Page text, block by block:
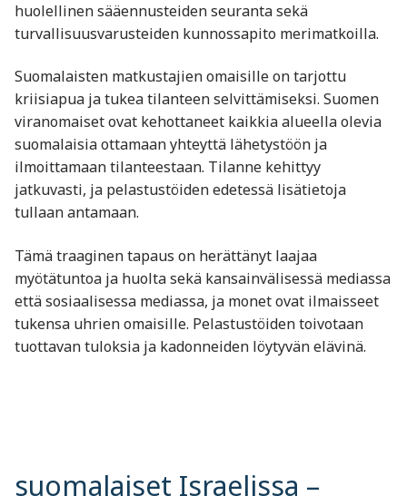
huolellinen sääennusteiden seuranta sekä
turvallisuusvarusteiden kunnossapito merimatkoilla.
Suomalaisten matkustajien omaisille on tarjottu
kriisiapua ja tukea tilanteen selvittämiseksi. Suomen
viranomaiset ovat kehottaneet kaikkia alueella olevia
suomalaisia ottamaan yhteyttä lähetystöön ja
ilmoittamaan tilanteestaan. Tilanne kehittyy
jatkuvasti, ja pelastustöiden edetessä lisätietoja
tullaan antamaan.
Tämä traaginen tapaus on herättänyt laajaa
myötätuntoa ja huolta sekä kansainvälisessä mediassa
että sosiaalisessa mediassa, ja monet ovat ilmaisseet
tukensa uhrien omaisille. Pelastustöiden toivotaan
tuottavan tuloksia ja kadonneiden löytyvän elävinä.
suomalaiset Israelissa –